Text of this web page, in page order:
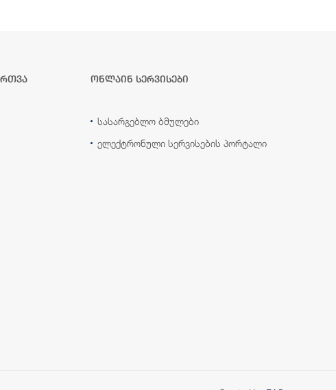
ონლაინ სერვისები
სასარგებლო ბმულები
ელექტრონული სერვისების პორტალი